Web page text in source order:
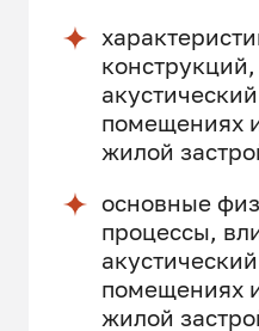
помещениях
жилой
основные
процессы,
помещениях
жилой